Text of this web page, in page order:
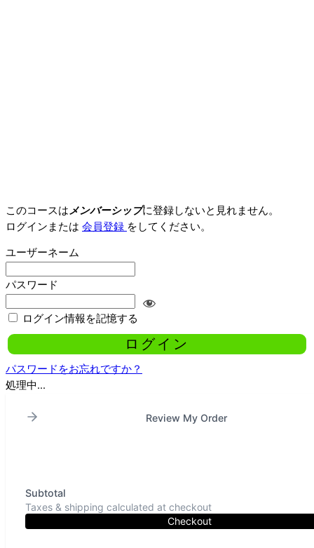
このコースはメンバーシップに登録しないと見れません。
ログインまたは 会員登録 をしてください。
ユーザーネーム
パスワード
ログイン情報を記憶する
パスワードをお忘れですか？
処理中...
Review My Order
Subtotal
Taxes & shipping calculated at checkout
Checkout